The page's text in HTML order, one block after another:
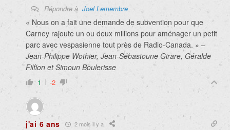
Répondre à Joel Lemembre
« Nous on a fait une demande de subvention pour que
Carney rajoute un ou deux millions pour aménager un petit
parc avec vespasienne tout près de Radio-Canada. » –
Jean-Philippe Wothier, Jean-Sébastoune Girare, Géralde
Filfion et Simoun Boulerisse
1 -2
j'ai 6 ans 2 mois il y a